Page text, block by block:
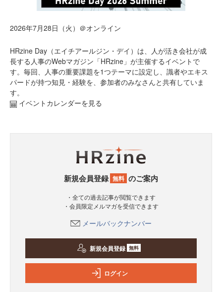
2026年7月28日（火）＠オンライン
HRzine Day（エイチアールジン・デイ）は、人が活き会社が成
長する人事のWebマガジン「HRzine」が主催するイベントで
す。毎回、人事の重要課題を1つテーマに設定し、識者やエキス
パードが持つ知見・経験を、参加者のみなさんと共有していま
す。
イベントカレンダーを見る
新規会員登録 無料 のご案内
・全ての過去記事が閲覧できます
・会員限定メルマガを受信できます
メールバックナンバー
新規会員登録 無料
ログイン